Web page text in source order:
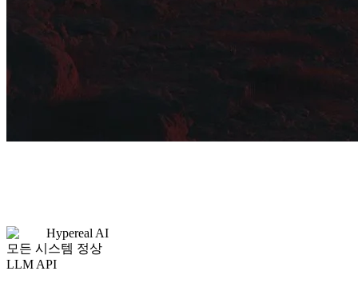
Hypereal AI
모든 시스템 정상
LLM API